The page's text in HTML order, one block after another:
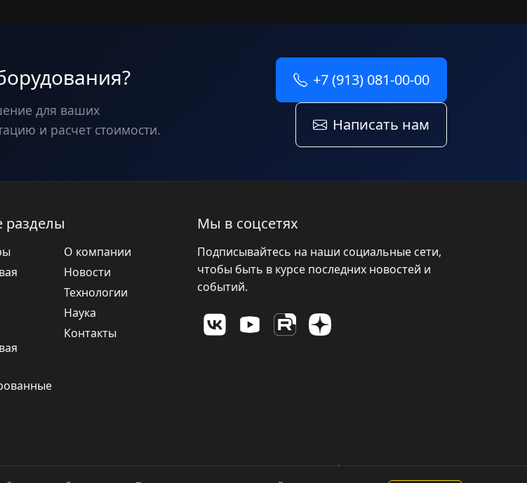
для ваших
и расчет стоимости.
+7 (913) 081-00-00
Написать нам
О компании
Новости
Технологии
Наука
Контакты
Мы в соцсетях
Подписывайтесь на наши социальные сети,
чтобы быть в курсе последних новостей и
событий.
Политика конфиденциальности